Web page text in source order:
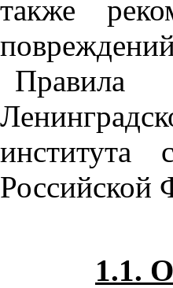
также
Правила
Российской
1.1.